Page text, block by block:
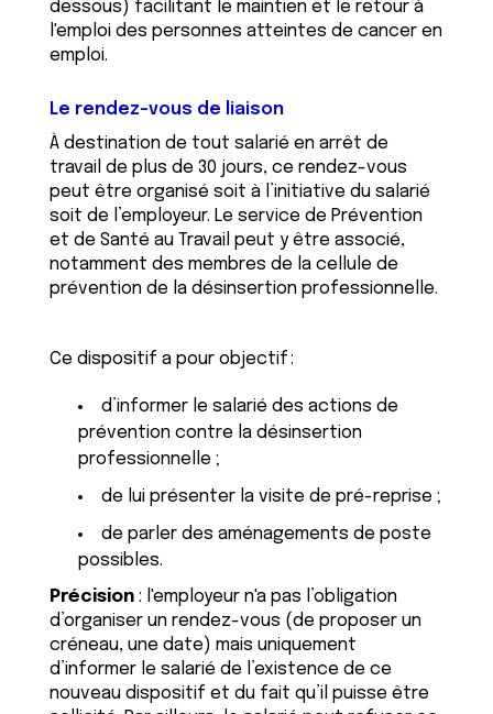
dessous) facilitant le maintien et le retour à
l'emploi des personnes atteintes de cancer en
emploi.
Le rendez-vous de liaison
À destination de tout salarié en arrêt de
travail de plus de 30 jours, ce rendez-vous
peut être organisé soit à l’initiative du salarié
soit de l’employeur. Le service de Prévention
et de Santé au Travail peut y être associé,
notamment des membres de la cellule de
prévention de la désinsertion professionnelle.
Ce dispositif a pour objectif :
d’informer le salarié des actions de
prévention contre la désinsertion
professionnelle ;
de lui présenter la visite de pré-reprise ;
de parler des aménagements de poste
possibles.
Précision : l'employeur n'a pas l’obligation
d’organiser un rendez-vous (de proposer un
créneau, une date) mais uniquement
d’informer le salarié de l’existence de ce
nouveau dispositif et du fait qu’il puisse être